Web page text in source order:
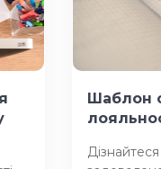
Шаблон